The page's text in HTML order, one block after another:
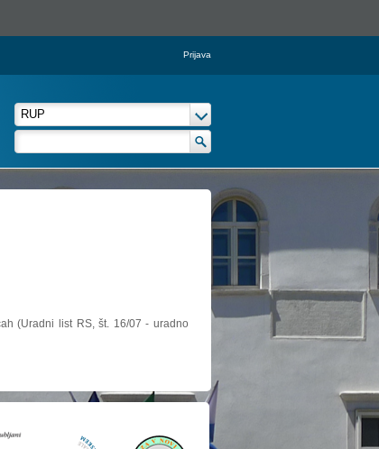
Prijava
(Uradni list RS, št. 16/07 - uradno